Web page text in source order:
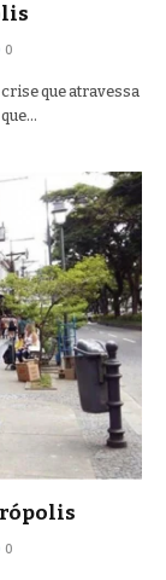
0
que atravessa
0